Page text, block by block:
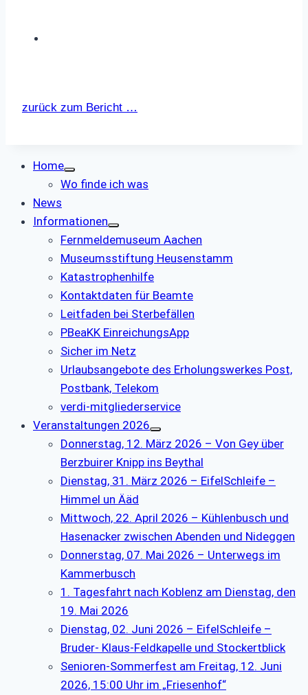
zurück zum Bericht …
Home
Wo finde ich was
News
Informationen
Fernmeldemuseum Aachen
Museumsstiftung Heusenstamm
Katastrophenhilfe
Kontaktdaten für Beamte
Leitfaden bei Sterbefällen
PBeaKK EinreichungsApp
Sicher im Netz
Urlaubsangebote des Erholungswerkes Post,
Postbank, Telekom
verdi-mitgliederservice
Veranstaltungen 2026
Donnerstag, 12. März 2026 – Von Gey über
Berzbuirer Knipp ins Beythal
Dienstag, 31. März 2026 – EifelSchleife –
Himmel un Ääd
Mittwoch, 22. April 2026 – Kühlenbusch und
Hasenacker zwischen Abenden und Nideggen
Donnerstag, 07. Mai 2026 – Unterwegs im
Kammerbusch
1. Tagesfahrt nach Koblenz am Dienstag, den
19. Mai 2026
Dienstag, 02. Juni 2026 – EifelSchleife –
Bruder- Klaus-Feldkapelle und Stockertblick
Senioren-Sommerfest am Freitag, 12. Juni
2026, 15:00 Uhr im „Friesenhof“